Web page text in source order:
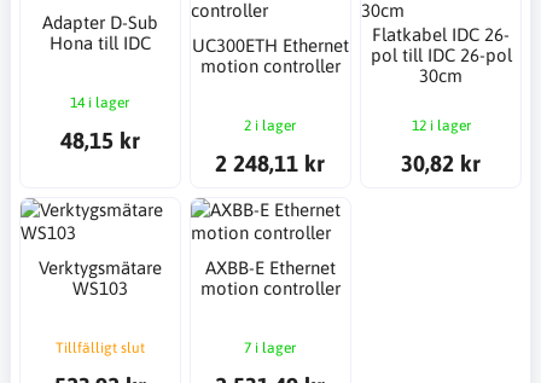
Adapter D-Sub
Hona till IDC
14 i lager
48,15 kr
UC300ETH Ethernet
motion controller
2 i lager
2 248,11 kr
Flatkabel IDC 26-
pol till IDC 26-pol
30cm
12 i lager
30,82 kr
Verktygsmätare
WS103
Tillfälligt slut
AXBB-E Ethernet
motion controller
7 i lager